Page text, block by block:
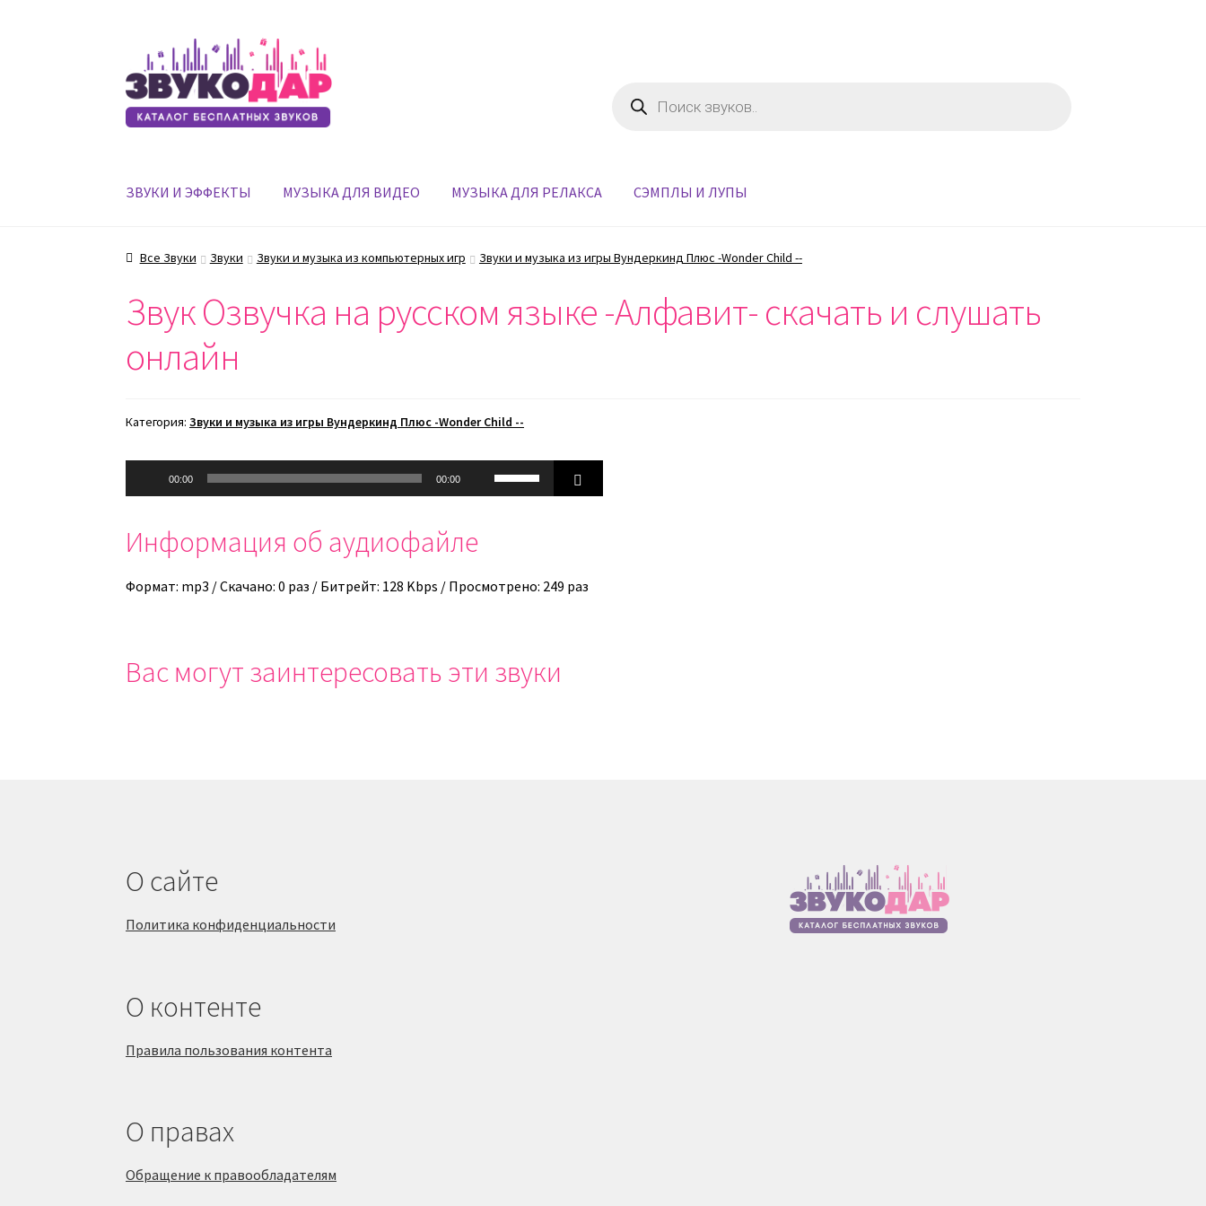
Перейти
к
навигации
Перейти
к
содержимому
товаров
ЗВУКИ И ЭФФЕКТЫ МУЗЫКА ДЛЯ ВИДЕО МУЗЫКА ДЛЯ РЕЛАКСА СЭМПЛЫ И ЛУПЫ
Все Звуки Звуки Звуки и музыка из компьютерных игр Звуки и музыка из игры Вундеркинд Плюс -Wonder Child --
Звук Озвучка на русском языке -Алфавит- скачать и слушать
онлайн
Категория:Звуки и музыка из игры Вундеркинд Плюс -Wonder Child --
00:00 00:00
Используйте
клавиши
увеличить
Информация об аудиофайле
Формат: mp3 / Скачано: 0 раз / Битрейт: 128 Kbps / Просмотрено: 249 раз
Вас могут заинтересовать эти звуки
О сайте
Политика конфиденциальности
О контенте
Правила пользования контента
О правах
Обращение к правообладателям